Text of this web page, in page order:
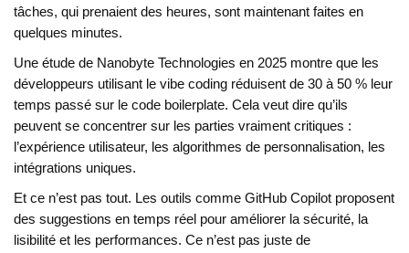
tâches, qui prenaient des heures, sont maintenant faites en
quelques minutes.
Une étude de Nanobyte Technologies en 2025 montre que les
développeurs utilisant le vibe coding réduisent de 30 à 50 % leur
temps passé sur le code boilerplate. Cela veut dire qu’ils
peuvent se concentrer sur les parties vraiment critiques :
l’expérience utilisateur, les algorithmes de personnalisation, les
intégrations uniques.
Et ce n’est pas tout. Les outils comme GitHub Copilot proposent
des suggestions en temps réel pour améliorer la sécurité, la
lisibilité et les performances. Ce n’est pas juste de